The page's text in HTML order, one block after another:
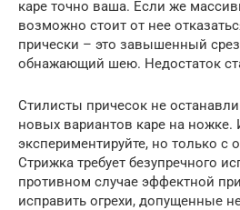
каре точно ваша. Если же
возможно стоит от нее
прически – это завышенный
обнажающий шею. Недостаток
Стилисты причесок не
новых вариантов каре на
экспериментируйте, но только
Стрижка требует безупречного
противном случае эффектной
исправить огрехи, допущенные